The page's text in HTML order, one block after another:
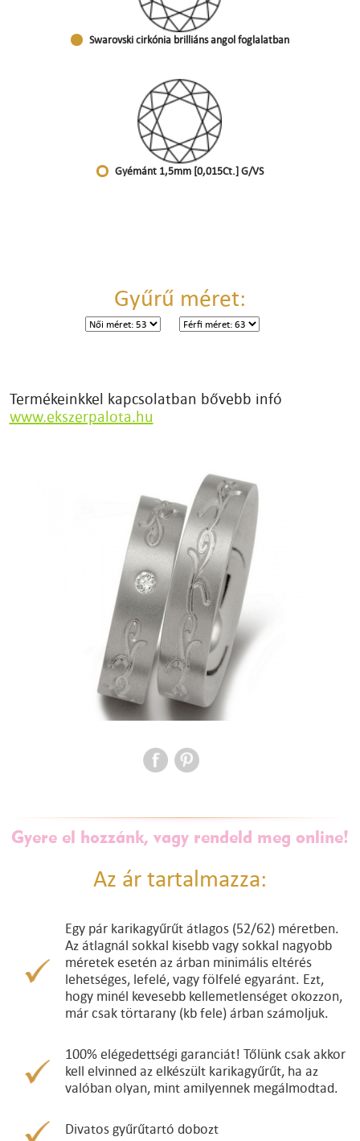
Swarovski cirkónia brilliáns angol foglalatban
Gyémánt 1,5mm [0,015Ct.] G/VS
Gyűrű méret:
Termékeinkkel kapcsolatban bővebb infó
www.ekszerpalota.hu
Gyere el hozzánk, vagy rendeld meg online!
Az ár tartalmazza:
Egy pár karikagyűrűt átlagos (52/62) méretben.
Az átlagnál sokkal kisebb vagy sokkal nagyobb
méretek esetén az árban minimális eltérés
lehetséges, lefelé, vagy fölfelé egyaránt. Ezt,
hogy minél kevesebb kellemetlenséget okozzon,
már csak törtarany (kb fele) árban számoljuk.
100% elégedettségi garanciát! Tőlünk csak akkor
kell elvinned az elkészült karikagyűrűt, ha az
valóban olyan, mint amilyennek megálmodtad.
Divatos gyűrűtartó dobozt